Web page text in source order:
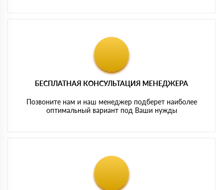
БЕСПЛАТНАЯ КОНСУЛЬТАЦИЯ МЕНЕДЖЕРА
Позвоните нам и наш менеджер подберет наиболее
оптимальный вариант под Ваши нужды